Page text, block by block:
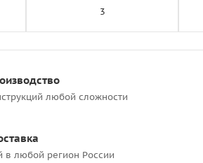
3
любой сложности
в любой регион России